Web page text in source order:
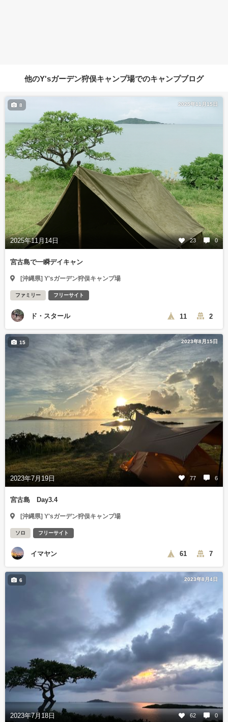
他のY'sガーデン狩俣キャンプ場でのキャンプブログ
2025年11月15日
2025年11月14日 23 0
8
宮古島で一瞬デイキャン
[沖縄県] Y'sガーデン狩俣キャンプ場
ファミリー フリーサイト
ド・スタール 11 2
2023年8月15日
2023年7月19日 77 6
15
宮古島 Day3.4
[沖縄県] Y'sガーデン狩俣キャンプ場
ソロ フリーサイト
イマヤン 61 7
2023年8月4日
2023年7月18日 62 0
6